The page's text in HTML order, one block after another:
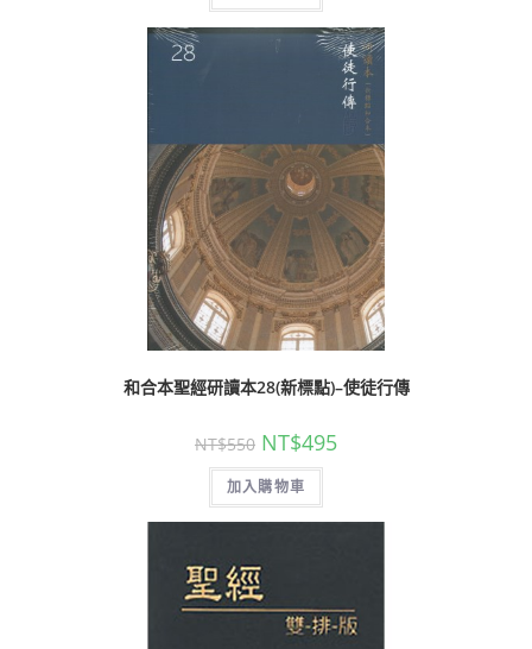
和合本聖經研讀本28(新標點)–使徒行傳
NT$550 NT$495
加入購物車